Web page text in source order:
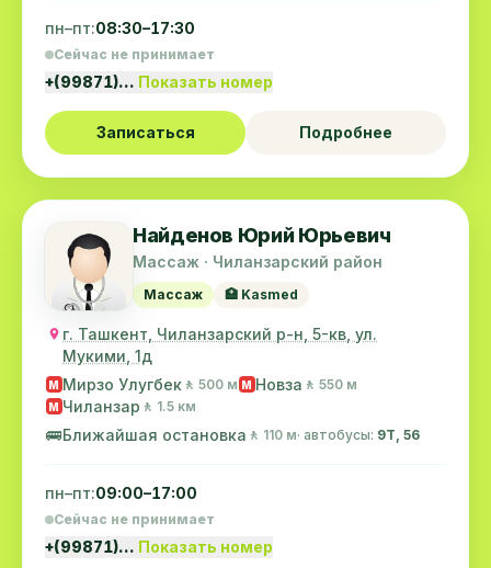
пн–пт:08:30–17:30
Сейчас не принимает
+(99871)… Показать номер
Записаться Подробнее
Найденов Юрий Юрьевич
Массаж · Чиланзарский район
Массаж 🏥 Kasmed
г. Ташкент, Чиланзарский р-н, 5-кв, ул.
Мукими, 1д
M Мирзо Улугбек 🚶 500 м M Новза 🚶 550 м
M Чиланзар 🚶 1.5 км
🚌Ближайшая остановка 🚶 110 м· автобусы: 9Т, 56
пн–пт:09:00–17:00
Сейчас не принимает
+(99871)… Показать номер